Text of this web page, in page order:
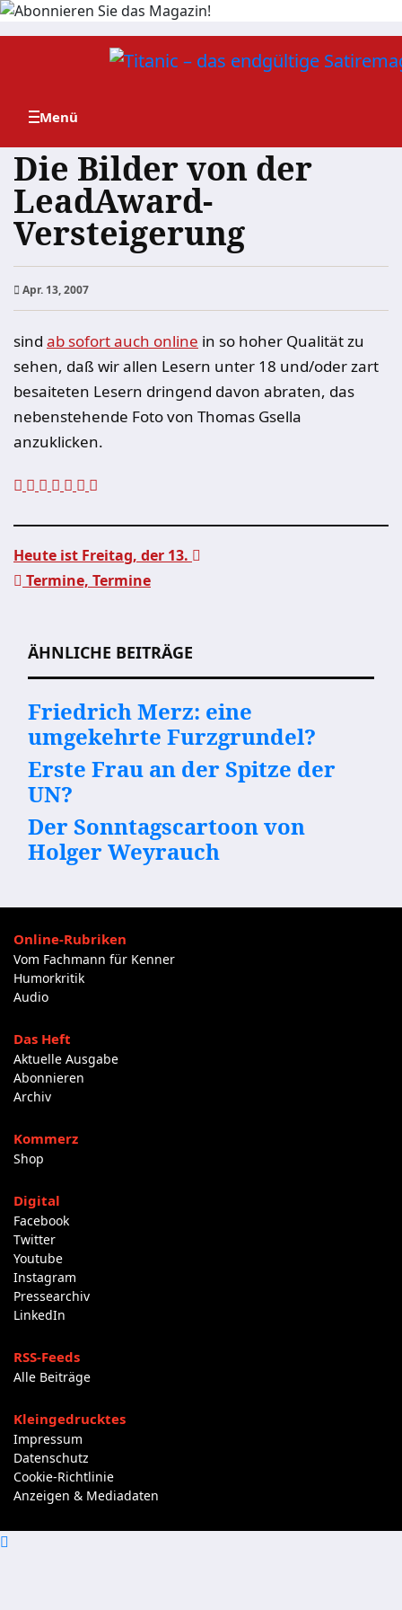
Zum
Die Bilder von der
LeadAward-
Versteigerung
Apr. 13, 2007
sind ab sofort auch online in so hoher Qualität zu
sehen, daß wir allen Lesern unter 18 und/oder zart
besaiteten Lesern dringend davon abraten, das
nebenstehende Foto von Thomas Gsella
anzuklicken.
Heute ist Freitag, der 13.
Termine, Termine
ÄHNLICHE BEITRÄGE
Friedrich Merz: eine
umgekehrte Furzgrundel?
Erste Frau an der Spitze der
UN?
Der Sonntagscartoon von
Holger Weyrauch
Online-Rubriken
Vom Fachmann für Kenner
Humorkritik
Audio
Das Heft
Aktuelle Ausgabe
Abonnieren
Archiv
Kommerz
Shop
Digital
Facebook
Twitter
Youtube
Instagram
Pressearchiv
LinkedIn
RSS-Feeds
Alle Beiträge
Kleingedrucktes
Impressum
Datenschutz
Cookie-Richtlinie
Anzeigen & Mediadaten